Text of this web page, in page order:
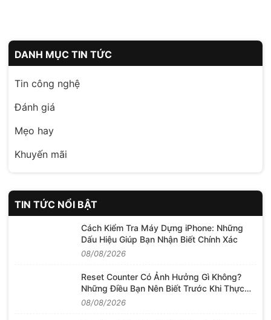
DANH MỤC TIN TỨC
Tin công nghệ
Đánh giá
Mẹo hay
Khuyến mãi
TIN TỨC NỔI BẬT
Cách Kiểm Tra Máy Dựng iPhone: Những
Dấu Hiệu Giúp Bạn Nhận Biết Chính Xác
08/08/2026
Reset Counter Có Ảnh Hưởng Gì Không?
Những Điều Bạn Nên Biết Trước Khi Thực
Hiện
08/08/2026